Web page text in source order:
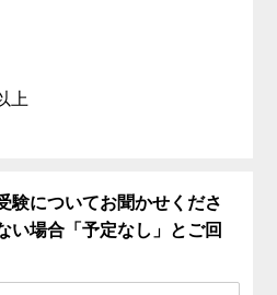
上
験についてお聞かせくださ
い場合「予定なし」とご回